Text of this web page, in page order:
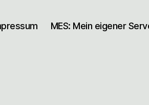
MES: Mein eigener